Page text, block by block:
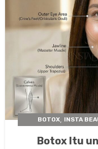
BOTOX, INSTA
Botox Itu